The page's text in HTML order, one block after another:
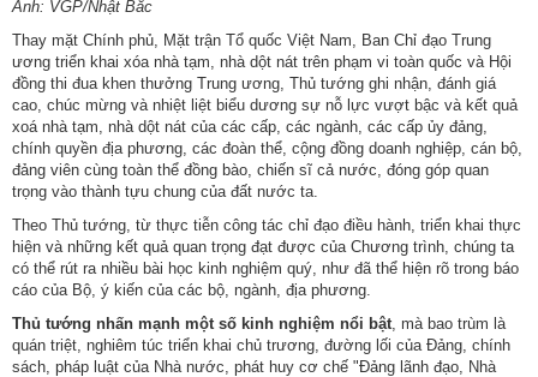
Ảnh: VGP/Nhật Bắc
Thay mặt Chính phủ, Mặt trận Tổ quốc Việt Nam, Ban Chỉ đạo Trung
ương triển khai xóa nhà tạm, nhà dột nát trên phạm vi toàn quốc và Hội
đồng thi đua khen thưởng Trung ương, Thủ tướng ghi nhận, đánh giá
cao, chúc mừng và nhiệt liệt biểu dương sự nỗ lực vượt bậc và kết quả
xoá nhà tạm, nhà dột nát của các cấp, các ngành, các cấp ủy đảng,
chính quyền địa phương, các đoàn thể, cộng đồng doanh nghiệp, cán bộ,
đảng viên cùng toàn thể đồng bào, chiến sĩ cả nước, đóng góp quan
trọng vào thành tựu chung của đất nước ta.
Theo Thủ tướng, từ thực tiễn công tác chỉ đạo điều hành, triển khai thực
hiện và những kết quả quan trọng đạt được của Chương trình, chúng ta
có thể rút ra nhiều bài học kinh nghiệm quý, như đã thể hiện rõ trong báo
cáo của Bộ, ý kiến của các bộ, ngành, địa phương.
Thủ tướng nhấn mạnh một số kinh nghiệm nổi bật , mà bao trùm là
quán triệt, nghiêm túc triển khai chủ trương, đường lối của Đảng, chính
sách, pháp luật của Nhà nước, phát huy cơ chế "Đảng lãnh đạo, Nhà